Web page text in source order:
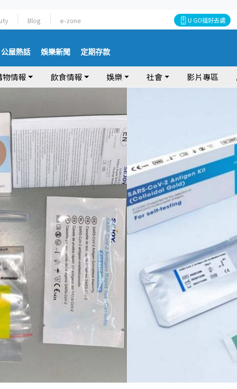
Blog e-zone U GO搵好去處
公屋熱話 娛樂新聞 定期存款
物情報 飲食情報 娛樂 社會 影片專區